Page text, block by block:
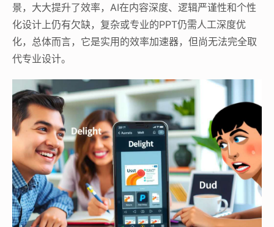
景，大大提升了效率，AI在内容深度、逻辑严谨性和个性
化设计上仍有欠缺，复杂或专业的PPT仍需人工深度优
化，总体而言，它是实用的效率加速器，但尚无法完全取
代专业设计。